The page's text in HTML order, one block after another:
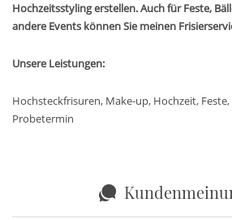
Hochzeitsstyling erstellen. Auch für Feste,
andere Events können Sie meinen
Unsere Leistungen:
Hochsteckfrisuren, Make-up, Hochzeit,
Probetermin